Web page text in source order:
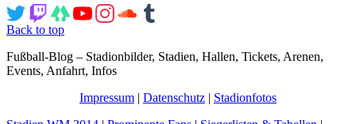
Back to top
Fußball-Blog – Stadionbilder, Stadien, Hallen, Tickets, Arenen,
Events, Anfahrt, Infos
Impressum | Datenschutz | Stadionfotos